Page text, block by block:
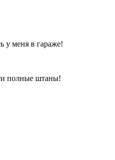
у меня в гараже!
полные штаны!